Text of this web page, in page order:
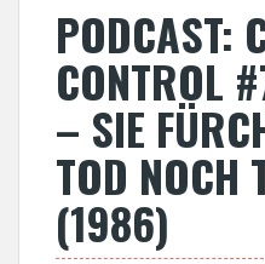
PODCAST:
CONTROL
– SIE
TOD NOCH
(1986)